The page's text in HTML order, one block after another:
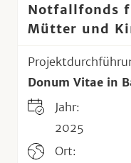
Notfallfonds
Mütter und
Donum Vitae in
Jahr:
2025
Ort: